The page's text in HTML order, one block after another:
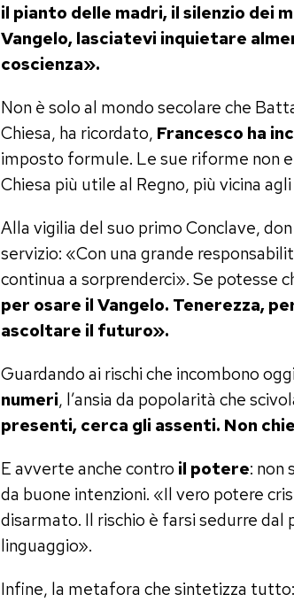
il pianto delle madri, il silenzio dei
Vangelo, lasciatevi inquietare
coscienza».
Non è solo al mondo secolare che
Chiesa, ha ricordato, Francesco ha
imposto formule. Le sue riforme non
Chiesa più utile al Regno, più vicina
Alla vigilia del suo primo Conclave,
servizio: «Con una grande
continua a sorprenderci». Se potesse
per osare il Vangelo. Tenerezza,
ascoltare il futuro».
Guardando ai rischi che incombono
numeri, l’ansia da popolarità che
presenti, cerca gli assenti. Non
E avverte anche contro il potere: non
da buone intenzioni. «Il vero potere
disarmato. Il rischio è farsi sedurre dal
linguaggio».
Infine, la metafora che sintetizza tutto: